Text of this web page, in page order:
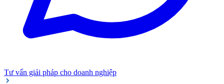
Tư vấn giải pháp cho doanh nghiệp